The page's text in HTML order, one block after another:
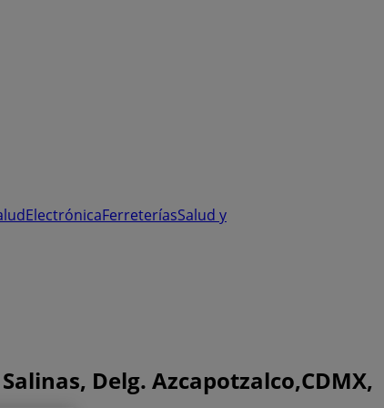
ElectrónicaFerreteríasSalud y
Delg. Azcapotzalco,CDMX,